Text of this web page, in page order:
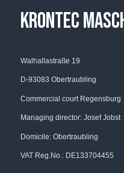
KRONTEC
Walhallastraße 19
D-93083 Obertraubling
Commercial court Regensburg
Managing director: Josef Jobst
Domicile: Obertraubling
VAT Reg.No.: DE133704455